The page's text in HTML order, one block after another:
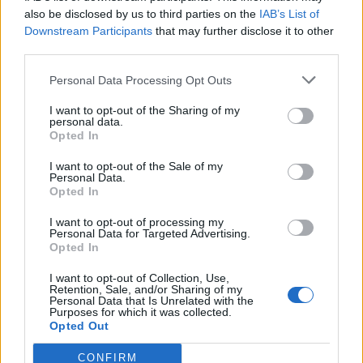
also be disclosed by us to third parties on the IAB’s List of
Downstream Participants that may further disclose it to other
Personal Data Processing Opt Outs
I want to opt-out of the Sharing of my
personal data.
Opted In
I want to opt-out of the Sale of my
Personal Data.
Opted In
I want to opt-out of processing my
Personal Data for Targeted Advertising.
Opted In
I want to opt-out of Collection, Use,
Retention, Sale, and/or Sharing of my
Personal Data that Is Unrelated with the
Purposes for which it was collected.
Opted Out
CONFIRM